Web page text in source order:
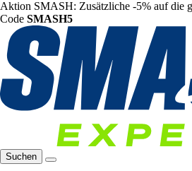
Aktion SMASH: Zusätzliche -5% auf die
Code SMASH5
Suchen